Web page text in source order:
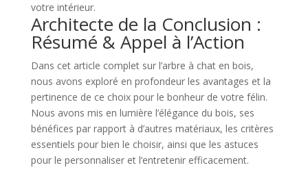
votre intérieur.
Architecte de la Conclusion :
Résumé & Appel à l’Action
Dans cet article complet sur l’arbre à chat en bois,
nous avons exploré en profondeur les avantages et la
pertinence de ce choix pour le bonheur de votre félin.
Nous avons mis en lumière l’élégance du bois, ses
bénéfices par rapport à d’autres matériaux, les critères
essentiels pour bien le choisir, ainsi que les astuces
pour le personnaliser et l’entretenir efficacement.